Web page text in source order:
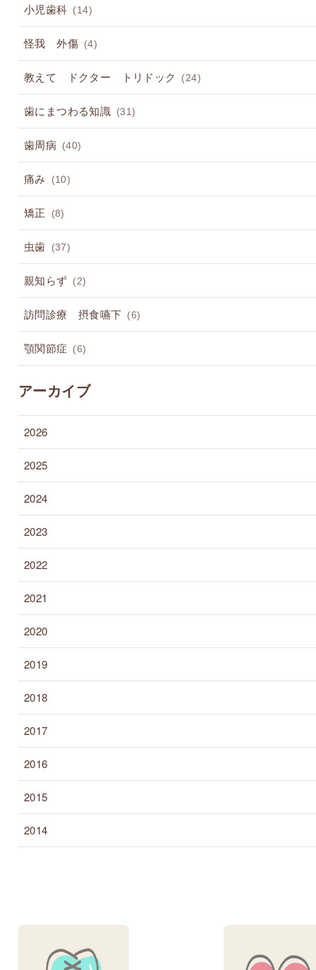
小児歯科 (14)
怪我 外傷 (4)
教えて ドクター トリドック (24)
歯にまつわる知識 (31)
歯周病 (40)
痛み (10)
矯正 (8)
虫歯 (37)
親知らず (2)
訪問診療 摂食嚥下 (6)
顎関節症 (6)
アーカイブ
2026
2025
2024
2023
2022
2021
2020
2019
2018
2017
2016
2015
2014